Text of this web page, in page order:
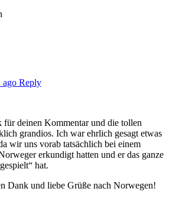
ago Reply
für deinen Kommentar und die tollen
grandios. Ich war ehrlich gesagt etwas
wir uns vorab tatsächlich bei einem
erkundigt hatten und er das ganze
hat.
Dank und liebe Grüße nach Norwegen!